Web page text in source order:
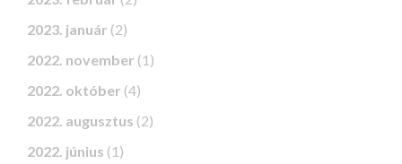
2023. január (2)
2022. november (1)
2022. október (4)
2022. augusztus (2)
2022. június (1)